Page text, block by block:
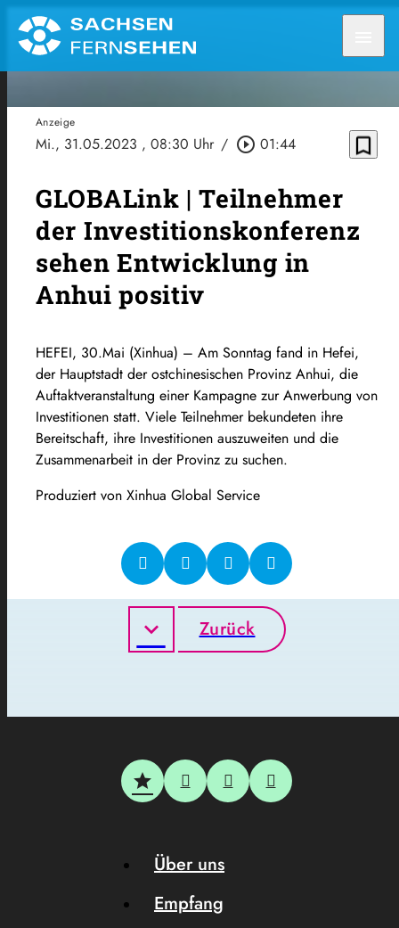
Anzeige
Mi., 31.05.2023 , 08:30 Uhr / play_circle_outline 01:44 bookmark_border
GLOBALink | Teilnehmer
der Investitionskonferenz
sehen Entwicklung in
Anhui positiv
HEFEI, 30.Mai (Xinhua) – Am Sonntag fand in Hefei,
der Hauptstadt der ostchinesischen Provinz Anhui, die
Auftaktveranstaltung einer Kampagne zur Anwerbung von
Investitionen statt. Viele Teilnehmer bekundeten ihre
Bereitschaft, ihre Investitionen auszuweiten und die
Zusammenarbeit in der Provinz zu suchen.
Produziert von Xinhua Global Service
Zurück
Über uns
Empfang